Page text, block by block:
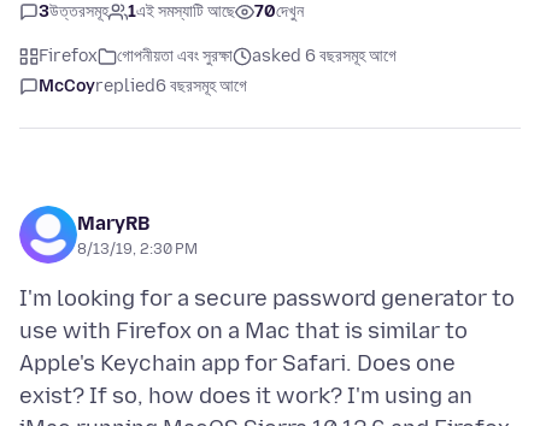
3উত্তরসমূহ 1এই সমস্যাটি আছে 70দেখুন
Firefox গোপনীয়তা এবং সুরক্ষা
asked 6 বছরসমূহ আগে
McCoyreplied6 বছরসমূহ আগে
MaryRB
8/13/19, 2:30 PM
I'm looking for a secure password generator to
use with Firefox on a Mac that is similar to
Apple's Keychain app for Safari. Does one
exist? If so, how does it work? I'm using an